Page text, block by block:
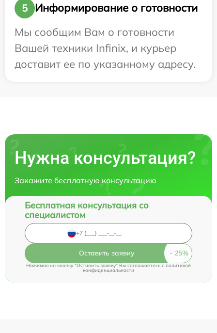
5
Информирование о готовности
Мы сообщим Вам о готовности
Вашей техники Infinix, и курьер
доставит ее по указанному адресу.
Нужна консультация?
Закажите бесплатную консультацию
Бесплатная консультация со
специалистом
Оставить заявку
Нажимая на кнопку "Оставить заявку" Вы соглашаетесь cполитикой
конфиденциальности